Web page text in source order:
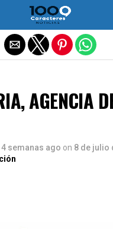
AGENCIA
4 semanas ago on 8 de julio
Salir de la versión móvil